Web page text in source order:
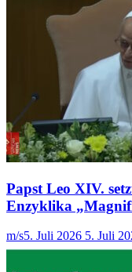
Papst Leo XIV.
Enzyklika
m/s5. Juli 2026 5. Juli